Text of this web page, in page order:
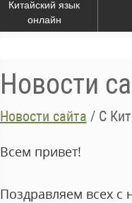
Китайский язык
онлайн
Новости
Новости сайта / С
Всем привет!
Поздравляем всех с